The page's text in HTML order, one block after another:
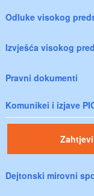
Odluke visokog
Izvješća visokog
Pravni dokumenti
Komunikei i izjave
Dejtonski mirovni